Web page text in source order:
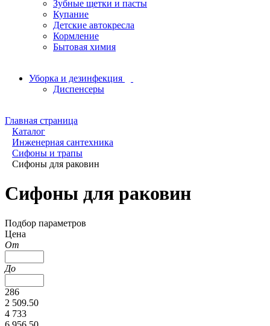
Зубные щетки и пасты
Купание
Детские автокресла
Кормление
Бытовая химия
Уборка и дезинфекция
Диспенсеры
Главная страница
Каталог
Инженерная сантехника
Сифоны и трапы
Сифоны для раковин
Сифоны для раковин
Подбор параметров
Цена
От
До
286
2 509.50
4 733